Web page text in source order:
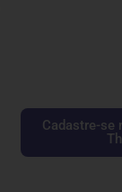
Cadastre-se